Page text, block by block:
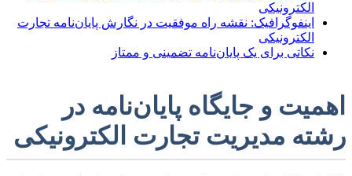
الکترونیکی
اینفوگرافیک: نقشه راه موفقیت در نگارش پایان‌نامه تجارت
الکترونیکی
نکاتی برای یک پایان‌نامه تضمینی و ممتاز
اهمیت و جایگاه پایان‌نامه در
رشته مدیریت تجارت الکترونیکی